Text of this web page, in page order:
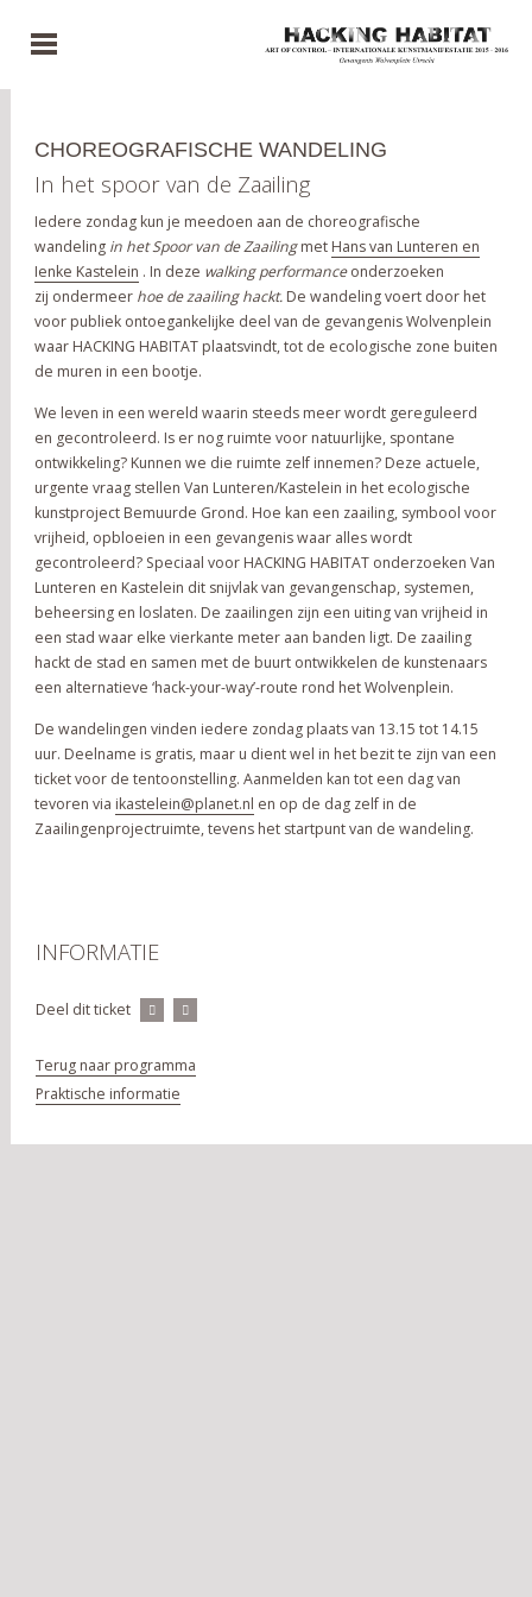
CHOREOGRAFISCHE WANDELING
In het spoor van de Zaailing
Iedere zondag kun je meedoen aan de choreografische
wandelingin het Spoor van de Zaailingmet Hans van Lunteren en
Ienke Kastelein . In deze walking performanceonderzoeken
zij ondermeer hoe de zaailing hackt.De wandeling voert door het
voor publiek ontoegankelijke deel van de gevangenis Wolvenplein
waar HACKING HABITAT plaatsvindt, tot de ecologische zone buiten
de muren in een bootje.
We leven in een wereld waarin steeds meer wordt gereguleerd
en gecontroleerd. Is er nog ruimte voor natuurlijke, spontane
ontwikkeling? Kunnen we die ruimte zelf innemen? Deze actuele,
urgente vraag stellen Van Lunteren/Kastelein in het ecologische
kunstproject Bemuurde Grond. Hoe kan een zaailing, symbool voor
vrijheid, opbloeien in een gevangenis waar alles wordt
gecontroleerd? Speciaal voor HACKING HABITAT onderzoeken Van
Lunteren en Kastelein dit snijvlak van gevangenschap, systemen,
beheersing en loslaten. De zaailingen zijn een uiting van vrijheid in
een stad waar elke vierkante meter aan banden ligt. De zaailing
hackt de stad en samen met de buurt ontwikkelen de kunstenaars
een alternatieve ‘hack-your-way’-route rond het Wolvenplein.
De wandelingen vinden iedere zondag plaats van 13.15 tot 14.15
uur. Deelname is gratis, maar u dient wel in het bezit te zijn van een
ticket voor de tentoonstelling. Aanmelden kan tot een dag van
tevoren via ikastelein@planet.nl en op de dag zelf in de
Zaailingenprojectruimte, tevens het startpunt van de wandeling.
INFORMATIE
Deel dit ticket
Terug naar programma
Praktische informatie